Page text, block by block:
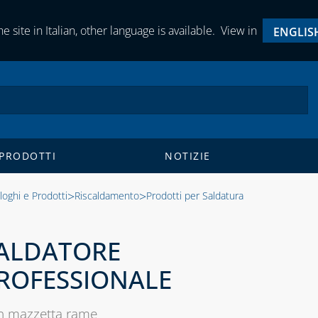
site in Italian, other language is available. View in
NOTIZIE
e Prodotti>Riscaldamento>Prodotti per Saldatura
mazzetta rame